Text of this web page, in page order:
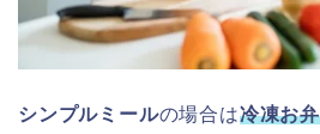
シンプルミールの場合は冷凍お